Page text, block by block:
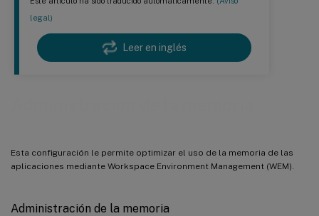
legal)
Leer en inglés
Esta configuración le permite optimizar el uso de la memoria de las
aplicaciones mediante Workspace Environment Management (WEM).
Administración de la memoria